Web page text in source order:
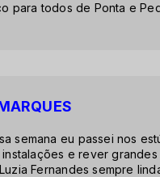
para todos de Ponta e
semana eu passei nos
e rever grandes
Fernandes sempre